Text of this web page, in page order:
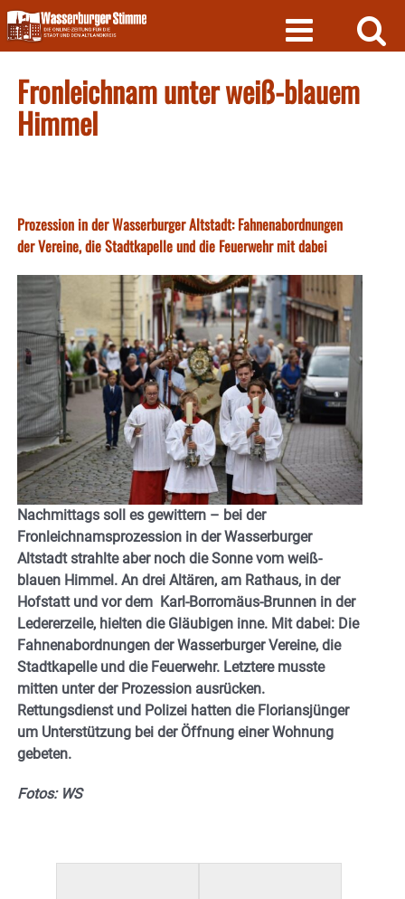
Skip
to
content
Fronleichnam unter weiß-blauem
Himmel
Prozession in der Wasserburger Altstadt: Fahnenabordnungen
der Vereine, die Stadtkapelle und die Feuerwehr mit dabei
Nachmittags soll es gewittern – bei der
Fronleichnamsprozession in der Wasserburger
Altstadt strahlte aber noch die Sonne vom weiß-
blauen Himmel. An drei Altären, am Rathaus, in der
Hofstatt und vor dem Karl-Borromäus-Brunnen in der
Ledererzeile, hielten die Gläubigen inne. Mit dabei: Die
Fahnenabordnungen der Wasserburger Vereine, die
Stadtkapelle und die Feuerwehr. Letztere musste
mitten unter der Prozession ausrücken.
Rettungsdienst und Polizei hatten die Floriansjünger
um Unterstützung bei der Öffnung einer Wohnung
gebeten.
Fotos: WS